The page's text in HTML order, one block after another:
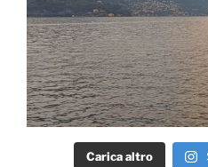
Carica altro